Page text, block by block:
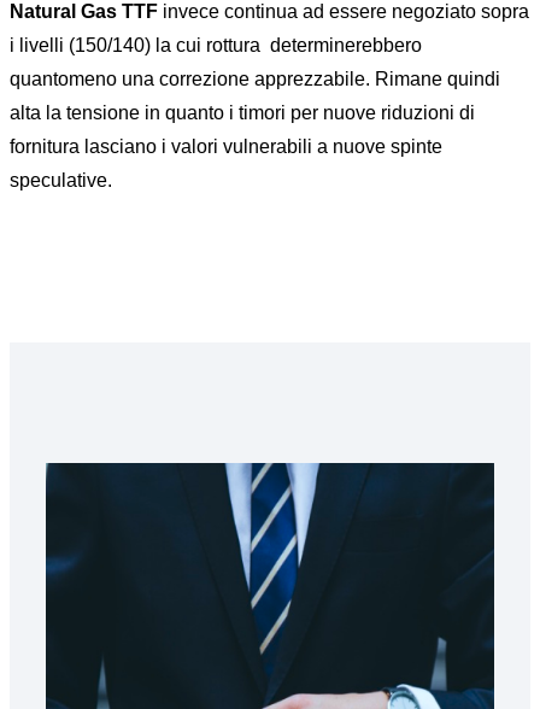
Natural Gas TTF invece continua ad essere negoziato sopra
i livelli (150/140) la cui rottura determinerebbero
quantomeno una correzione apprezzabile. Rimane quindi
alta la tensione in quanto i timori per nuove riduzioni di
fornitura lasciano i valori vulnerabili a nuove spinte
speculative.